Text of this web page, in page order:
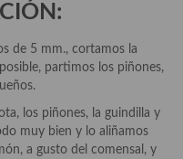
de 5 mm., cortamos la
partimos los piñones,
los piñones, la guindilla y
muy bien y lo aliñamos
a gusto del comensal, y